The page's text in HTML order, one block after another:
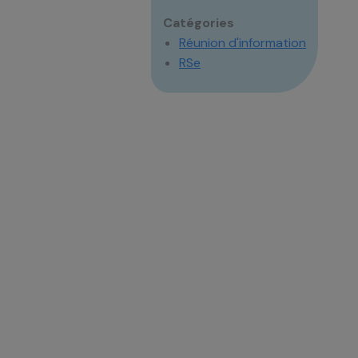
Catégories
Réunion d'information
RSe